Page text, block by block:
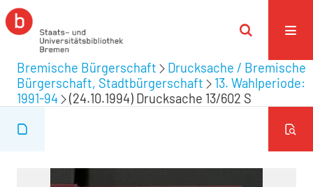
Bremische Bürgerschaft
Drucksache / Bremische
Bürgerschaft, Stadtbürgerschaft
13. Wahlperiode:
1991-94
(24.10.1994) Drucksache 13/602 S